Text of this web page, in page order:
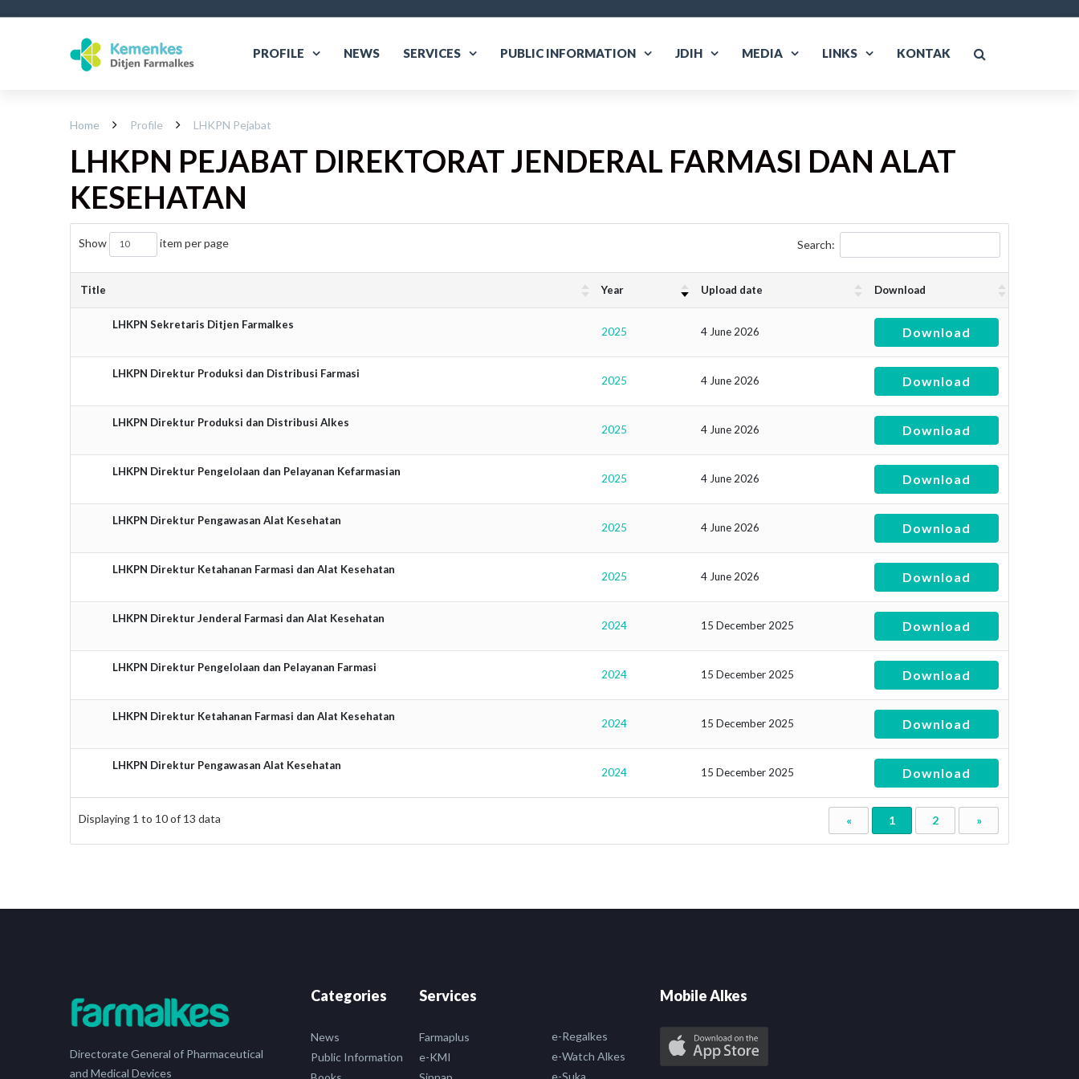
PROFILE NEWS SERVICES PUBLIC INFORMATION JDIH MEDIA LINKS KONTAK
Home Profile LHKPN Pejabat
LHKPN PEJABAT DIREKTORAT JENDERAL FARMASI DAN ALAT
KESEHATAN
Show item per page Search:
Title Year Upload date Download
LHKPN Sekretaris Ditjen Farmalkes
2025 4 June 2026 Download
LHKPN Direktur Produksi dan Distribusi Farmasi
2025 4 June 2026 Download
LHKPN Direktur Produksi dan Distribusi Alkes
2025 4 June 2026 Download
LHKPN Direktur Pengelolaan dan Pelayanan Kefarmasian
2025 4 June 2026 Download
LHKPN Direktur Pengawasan Alat Kesehatan
2025 4 June 2026 Download
LHKPN Direktur Ketahanan Farmasi dan Alat Kesehatan
2025 4 June 2026 Download
LHKPN Direktur Jenderal Farmasi dan Alat Kesehatan
2024 15 December 2025 Download
LHKPN Direktur Pengelolaan dan Pelayanan Farmasi
2024 15 December 2025 Download
LHKPN Direktur Ketahanan Farmasi dan Alat Kesehatan
2024 15 December 2025 Download
LHKPN Direktur Pengawasan Alat Kesehatan
2024 15 December 2025 Download
Displaying 1 to 10of 13 data « 1 2 »
Directorate General of Pharmaceutical
and Medical Devices
Categories
News
Public Information
Services
Farmaplus
e-KMI
e-Regalkes
e-Watch Alkes
e-Suka
Mobile Alkes